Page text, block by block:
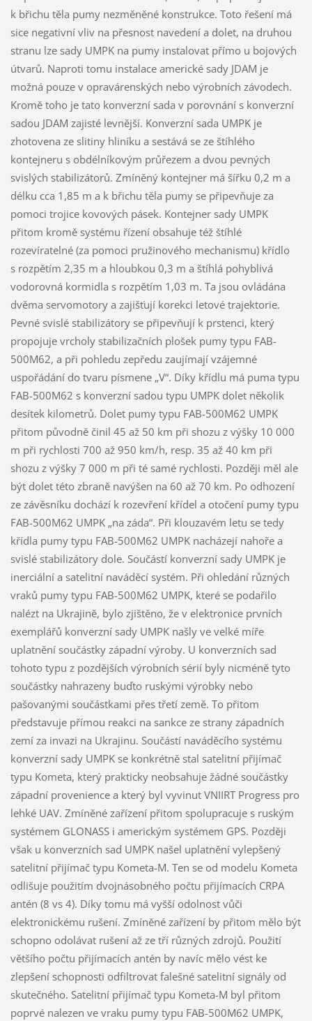
k břichu těla pumy nezměněné konstrukce. Toto řešení má
sice negativní vliv na přesnost navedení a dolet, na druhou
stranu lze sady UMPK na pumy instalovat přímo u bojových
útvarů. Naproti tomu instalace americké sady JDAM je
možná pouze v opravárenských nebo výrobních závodech.
Kromě toho je tato konverzní sada v porovnání s konverzní
sadou JDAM zajisté levnější. Konverzní sada UMPK je
zhotovena ze slitiny hliníku a sestává se ze štíhlého
kontejneru s obdélníkovým průřezem a dvou pevných
svislých stabilizátorů. Zmíněný kontejner má šířku 0,2 m a
délku cca 1,85 m a k břichu těla pumy se připevňuje za
pomoci trojice kovových pásek. Kontejner sady UMPK
přitom kromě systému řízení obsahuje též štíhlé
rozevíratelné (za pomoci pružinového mechanismu) křídlo
s rozpětím 2,35 m a hloubkou 0,3 m a štíhlá pohyblivá
vodorovná kormidla s rozpětím 1,03 m. Ta jsou ovládána
dvěma servomotory a zajišťují korekci letové trajektorie.
Pevné svislé stabilizátory se připevňují k prstenci, který
propojuje vrcholy stabilizačních plošek pumy typu FAB-
500M62, a při pohledu zepředu zaujímají vzájemné
uspořádání do tvaru písmene „V“. Díky křídlu má puma typu
FAB-500M62 s konverzní sadou typu UMPK dolet několik
desítek kilometrů. Dolet pumy typu FAB-500M62 UMPK
přitom původně činil 45 až 50 km při shozu z výšky 10 000
m při rychlosti 700 až 950 km/h, resp. 35 až 40 km při
shozu z výšky 7 000 m při té samé rychlosti. Později měl ale
být dolet této zbraně navýšen na 60 až 70 km. Po odhození
ze závěsníku dochází k rozevření křídel a otočení pumy typu
FAB-500M62 UMPK „na záda“. Při klouzavém letu se tedy
křídla pumy typu FAB-500M62 UMPK nacházejí nahoře a
svislé stabilizátory dole. Součástí konverzní sady UMPK je
inerciální a satelitní naváděcí systém. Při ohledání různých
vraků pumy typu FAB-500M62 UMPK, které se podařilo
nalézt na Ukrajině, bylo zjištěno, že v elektronice prvních
exemplářů konverzní sady UMPK našly ve velké míře
uplatnění součástky západní výroby. U konverzních sad
tohoto typu z pozdějších výrobních sérií byly nicméně tyto
součástky nahrazeny buďto ruskými výrobky nebo
pašovanými součástkami přes třetí země. To přitom
představuje přímou reakci na sankce ze strany západních
zemí za invazi na Ukrajinu. Součástí naváděcího systému
konverzní sady UMPK se konkrétně stal satelitní přijímač
typu Kometa, který prakticky neobsahuje žádné součástky
západní provenience a který byl vyvinut VNIIRT Progress pro
lehké UAV. Zmíněné zařízení přitom spolupracuje s ruským
systémem GLONASS i americkým systémem GPS. Později
však u konverzních sad UMPK našel uplatnění vylepšený
satelitní přijímač typu Kometa-M. Ten se od modelu Kometa
odlišuje použitím dvojnásobného počtu přijímacích CRPA
antén (8 vs 4). Díky tomu má vyšší odolnost vůči
elektronickému rušení. Zmíněné zařízení by přitom mělo být
schopno odolávat rušení až ze tří různých zdrojů. Použití
většího počtu přijímacích antén by navíc mělo vést ke
zlepšení schopnosti odfiltrovat falešné satelitní signály od
skutečného. Satelitní přijímač typu Kometa-M byl přitom
poprvé nalezen ve vraku pumy typu FAB-500M62 UMPK,